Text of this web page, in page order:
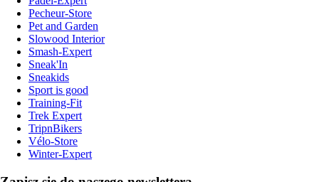
Pecheur-Store
Pet and Garden
Slowood Interior
Smash-Expert
Sneak'In
Sneakids
Sport is good
Training-Fit
Trek Expert
TripnBikers
Vélo-Store
Winter-Expert